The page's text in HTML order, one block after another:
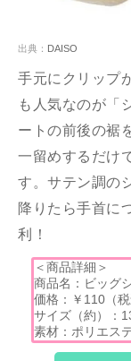
出典： DAISO
手元にクリップ
も人気なのが「
ートの前後の裾
一留めするだけ
す。サテン調の
降りたら手首に
利！
＜商品詳細＞
商品名：ビッグ
価格：￥110（税
サイズ（約）：
素材：ポリエス